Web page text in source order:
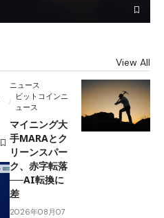
View All
ニュース
ビットコインニ
ュース
マイニング大
手MARAとク
リーンスパー
ク、赤字転落
──AI転換に
差
2026年08月07